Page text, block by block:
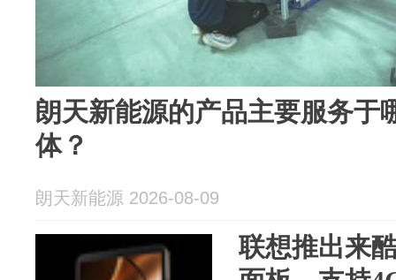
朗天新能源的产品主要服务于
体？
朗天新能源 2026-08-09
联想推出来